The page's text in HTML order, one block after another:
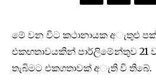
මේ වන විට කථානායක අැතුළු
එකඟතාවයකින් පාර්ලිමේන්තුව 21
තැබිමට එකගතාවක් අැති වි තිබේ.